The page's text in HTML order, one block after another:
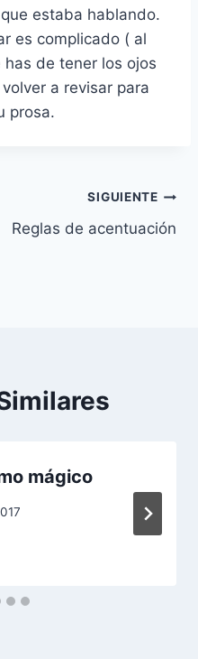
estaba hablando.
es complicado ( al
de tener los ojos
a revisar para
prosa.
SIGUIENTE
Reglas de acentuación
mágico